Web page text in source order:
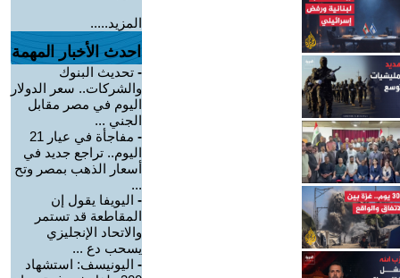
المزيد.....
احدث الأخبار المهمة
- تحديث البنوك
والشركات.. سعر الدولار
اليوم في مصر مقابل
الجني ...
-
مفاجأة في عيار 21
اليوم.. تراجع جديد في
أسعار الذهب بمصر وتح
...
- اليويفا يقول إن
المقاطعة قد تستمر
والاتحاد الإنجليزي
يسحب دع ...
- اليونيسف: استشهاد